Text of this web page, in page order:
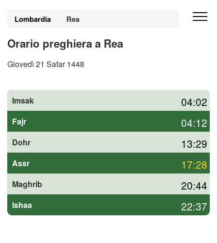
Lombardia Rea
Orario preghiera a Rea
Giovedì 21 Safar 1448
Imsak 04:02
Fajr 04:12
Dohr 13:29
Assr 17:28
Maghrib 20:44
Ishaa 22:37